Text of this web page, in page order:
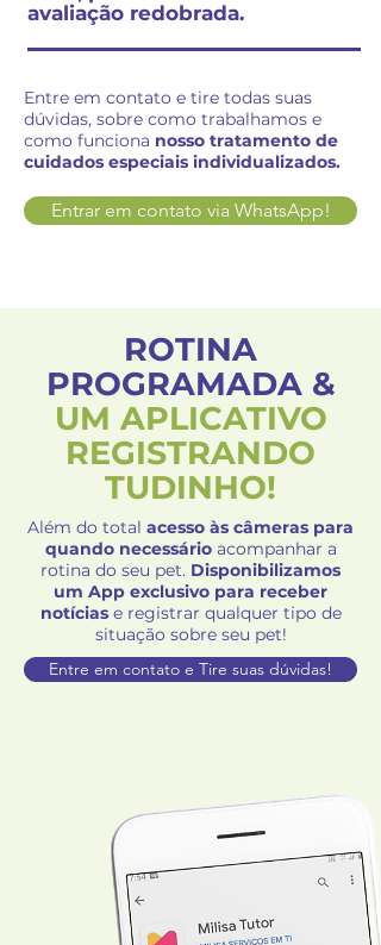
avaliação redobrada.
Entre em contato e tire todas suas
dúvidas, sobre como trabalhamos e
como funciona nosso tratamento de
cuidados especiais individualizados.
Entrar em contato via WhatsApp!
ROTINA
PROGRAMADA &
UM APLICATIVO
REGISTRANDO
TUDINHO!
Além do total acesso às câmeras para
quando necessárioacompanhar a
rotina do seu pet. Disponibilizamos
um App exclusivo para receber
notícias e registrar qualquer tipo de
situação sobre seu pet!
Entre em contato e Tire suas dúvidas!